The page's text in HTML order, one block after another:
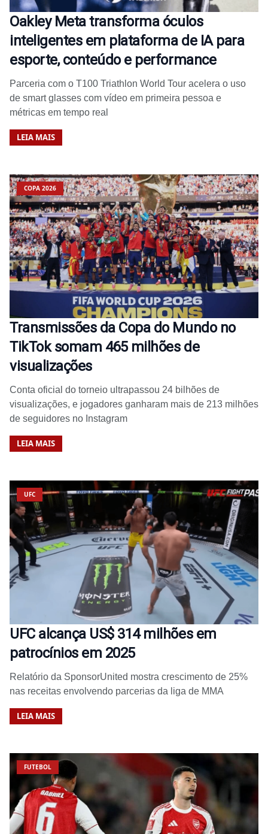
Oakley Meta transforma óculos
inteligentes em plataforma de IA para
esporte, conteúdo e performance
Parceria com o T100 Triathlon World Tour acelera o uso
de smart glasses com vídeo em primeira pessoa e
métricas em tempo real
LEIA MAIS
COPA 2026
Transmissões da Copa do Mundo no
TikTok somam 465 milhões de
visualizações
Conta oficial do torneio ultrapassou 24 bilhões de
visualizações, e jogadores ganharam mais de 213 milhões
de seguidores no Instagram
LEIA MAIS
UFC
UFC alcança US$ 314 milhões em
patrocínios em 2025
Relatório da SponsorUnited mostra crescimento de 25%
nas receitas envolvendo parcerias da liga de MMA
LEIA MAIS
FUTEBOL